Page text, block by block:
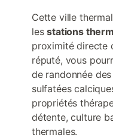
Cette ville
lesstations
proximité directe
réputé, vous
de randonnée
sulfatées
propriétés
détente, culture
thermales.